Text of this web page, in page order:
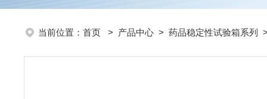
当前位置： 首页 > 产品中心 > 药品稳定性试验箱系列